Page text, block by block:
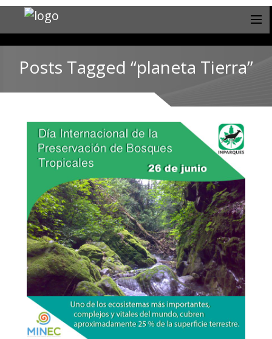
Posts Tagged “planeta Tierra”